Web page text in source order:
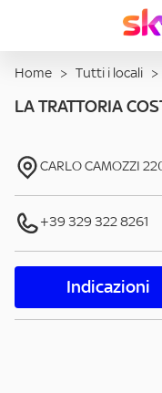
Home > Tutti i locali >
LA TRATTORIA
CARLO CAMOZZI
+39 329 322 8261
Indicazioni